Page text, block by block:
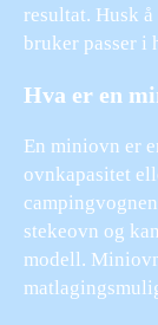
resultat. Husk
bruker passer i
Hva er en
En miniovn er
ovnkapasitet
stekeovn og
modell.